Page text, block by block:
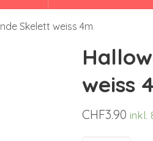
Skelett weiss 4m
weiss
CHF3.90 inkl.